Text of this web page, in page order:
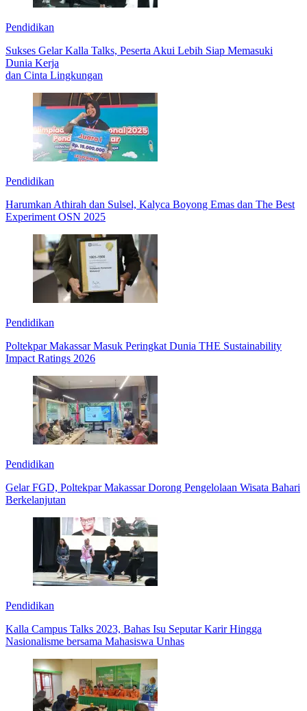
Pendidikan
Sukses Gelar Kalla Talks, Peserta Akui Lebih Siap Memasuki
Dunia Kerja
dan Cinta Lingkungan
Pendidikan
Harumkan Athirah dan Sulsel, Kalyca Boyong Emas dan The Best
Experiment OSN 2025
Pendidikan
Poltekpar Makassar Masuk Peringkat Dunia THE Sustainability
Impact Ratings 2026
Pendidikan
Gelar FGD, Poltekpar Makassar Dorong Pengelolaan Wisata Bahari
Berkelanjutan
Pendidikan
Kalla Campus Talks 2023, Bahas Isu Seputar Karir Hingga
Nasionalisme bersama Mahasiswa Unhas